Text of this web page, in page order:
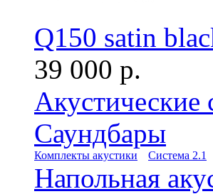
Q150 satin
39 000 р.
Акустические
Саундбары
Комплекты акустики Система 2.1
Напольная